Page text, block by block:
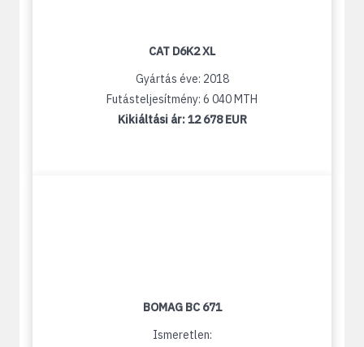
CAT D6K2 XL
Gyártás éve: 2018
Futásteljesítmény: 6 040 MTH
Kikiáltási ár:12 678 EUR
BOMAG BC 671
Ismeretlen: